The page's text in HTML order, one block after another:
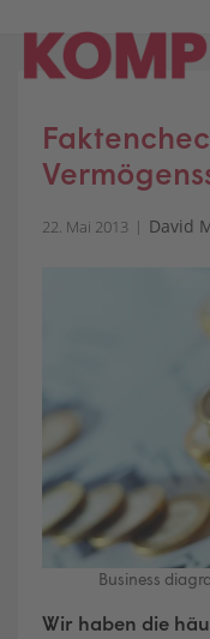
content
22. Mai 2013 David
Business
Wir haben die